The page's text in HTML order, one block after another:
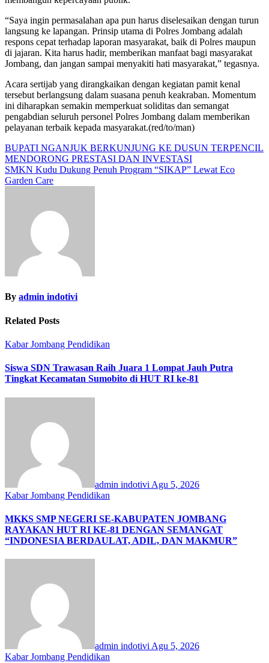
“Saya ingin permasalahan apa pun harus diselesaikan dengan turun
langsung ke lapangan. Prinsip utama di Polres Jombang adalah
respons cepat terhadap laporan masyarakat, baik di Polres maupun
di jajaran. Kita harus hadir, memberikan manfaat bagi masyarakat
Jombang, dan jangan sampai menyakiti hati masyarakat,” tegasnya.
Acara sertijab yang dirangkaikan dengan kegiatan pamit kenal
tersebut berlangsung dalam suasana penuh keakraban. Momentum
ini diharapkan semakin memperkuat soliditas dan semangat
pengabdian seluruh personel Polres Jombang dalam memberikan
pelayanan terbaik kepada masyarakat.(red/to/man)
Navigasi
pos
BUPATI NGANJUK BERKUNJUNG KE DUSUN TERPENCIL
MENDORONG PRESTASI DAN INVESTASI
SMKN Kudu Dukung Penuh Program “SIKAP” Lewat Eco
Garden Care
By admin indotivi
Related Posts
Kabar Jombang Pendidikan
Siswa SDN Trawasan Raih Juara 1 Lompat Jauh Putra
Tingkat Kecamatan Sumobito di HUT RI ke-81
admin indotivi Agu 5, 2026
Kabar Jombang Pendidikan
MKKS SMP NEGERI SE-KABUPATEN JOMBANG
RAYAKAN HUT RI KE-81 DENGAN SEMANGAT
“INDONESIA BERDAULAT, ADIL, DAN MAKMUR”
admin indotivi Agu 5, 2026
Kabar Jombang Pendidikan